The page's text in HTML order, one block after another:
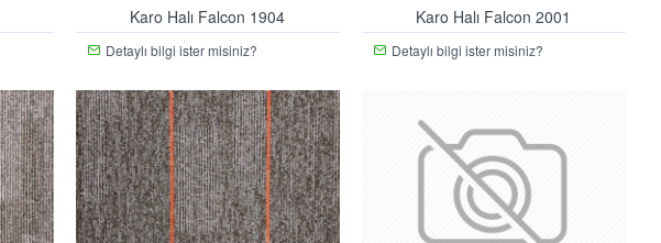
Karo Halı Falcon 1904
Detaylı bilgi ister misiniz?
Karo Halı Falcon 2001
Detaylı bilgi ister misiniz?